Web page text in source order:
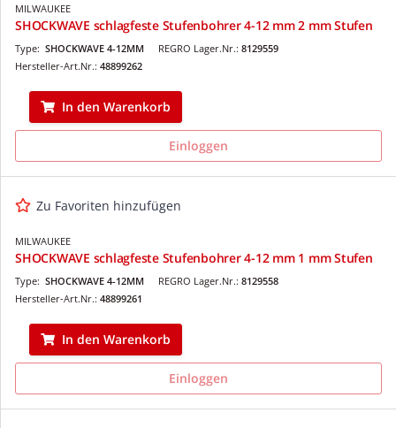
MILWAUKEE
SHOCKWAVE schlagfeste Stufenbohrer 4-12 mm 2 mm Stufen
REGRO Lager.Nr.: 8129559
Type: SHOCKWAVE 4-12MM
Hersteller-Art.Nr.: 48899262
In den Warenkorb
Einloggen
Zu Favoriten hinzufügen
MILWAUKEE
SHOCKWAVE schlagfeste Stufenbohrer 4-12 mm 1 mm Stufen
REGRO Lager.Nr.: 8129558
Type: SHOCKWAVE 4-12MM
Hersteller-Art.Nr.: 48899261
In den Warenkorb
Einloggen